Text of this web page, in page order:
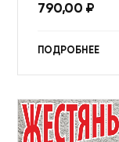
790,00 ₽
ПОДРОБНЕЕ